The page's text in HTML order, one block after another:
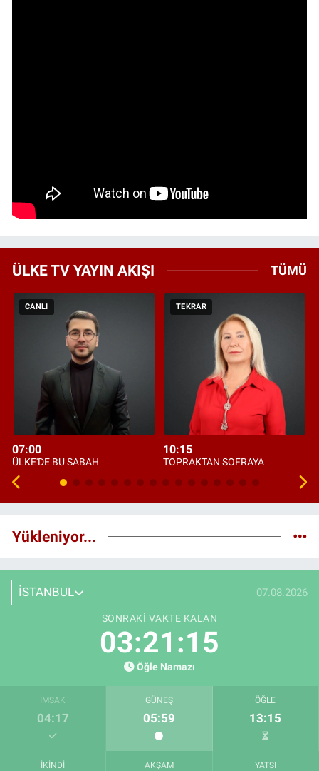
ÜLKE TV YAYIN AKIŞI TÜMÜ
CANLI
07:00
ÜLKE'DE BU SABAH
TEKRAR
10:15
TOPRAKTAN SOFRAYA
Yükleniyor...
İSTANBUL 07.08.2026
SONRAKI VAKTE KALAN
03:21:14
Öğle Namazı
İMSAK
04:17
GÜNEŞ
05:59
ÖĞLE
13:15
İKINDI AKŞAM YATSI